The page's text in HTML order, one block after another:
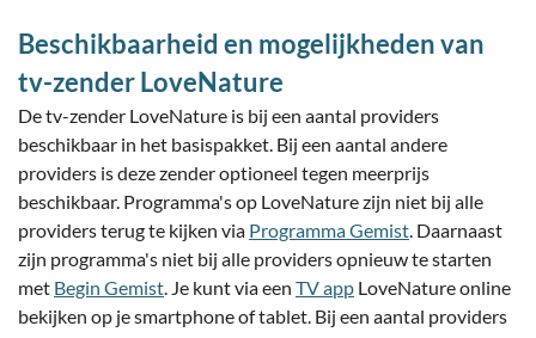
Beschikbaarheid en mogelijkheden van
tv-zender LoveNature
De tv-zender LoveNature is bij een aantal providers
beschikbaar in het basispakket. Bij een aantal andere
providers is deze zender optioneel tegen meerprijs
beschikbaar. Programma's op LoveNature zijn niet bij alle
providers terug te kijken via Programma Gemist. Daarnaast
zijn programma's niet bij alle providers opnieuw te starten
met Begin Gemist. Je kunt via een TV app LoveNature online
bekijken op je smartphone of tablet. Bij een aantal providers